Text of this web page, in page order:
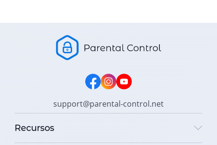
support@parental-control.net
Recursos